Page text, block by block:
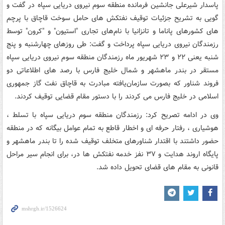
پاسدار شیرعلی جانشین فرمانده منطقه سوم نیروی دریایی سپاه در گفت و
گویی به تشریح جزئیات توقیف نفتکش های حامل سوخت قاچاق با پرچم
های کشورهای پاناما و تانزانیا با نام‌های تجاری "استیون" و "کرون" توسط
رزمندگان نیروی دریایی سپاه پرداخت و گفت: طی روزهای چهارشنبه و پنج
شنبه یعنی ۲۲ و ۲۳ شهریور ماه رزمندگان منطقه سوم نیروی دریایی سپاه
مستقر در بندر ماهشهر و شمال خلیج فارس با رصد های اطلاعاتی دو
فروند شناور که بصورت سازمان‌یافته مبادرت به قاچاق نفت گاز جمهوری
اسلامی در خلیج فارس می کردند را با دستور مقام قضایی توقیف کردند.
وی در ادامه تصریح کرد: رزمندگان منطقه سوم دریایی سپاه با تسلط ،
هوشیاری ، رفتار حرفه ای و اخطار قاطع به تمام عوامل بیگانه که در منطقه
حضور داشتند با اقتدار شناورهای متخلف توقیف شده را تا بندر ماهشهر و
پایگاه اروند هدایت و ۳۷ نفز خدمه نفتکش ها در، برای انجام سیر مراحل
قانونی به مقام های قضای تحویل داده شد.